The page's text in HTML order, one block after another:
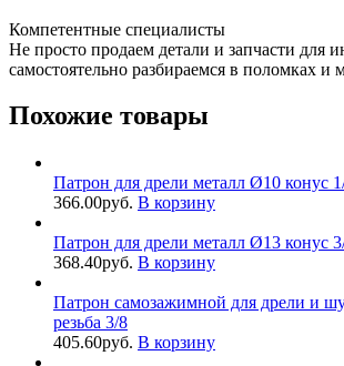
Компетентные специалисты
Не просто продаем детали и запчасти для
самостоятельно разбираемся в поломках и
Похожие товары
Патрон для дрели металл Ø10 конус
366.00руб. В корзину
Патрон для дрели металл Ø13 конус
368.40руб. В корзину
Патрон самозажимной для дрели и
резьба 3/8
405.60руб. В корзину